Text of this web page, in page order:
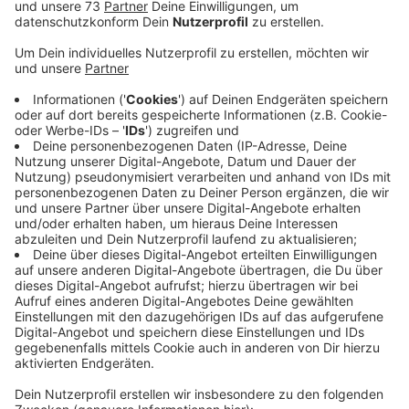
Veröffentlicht:Freitag, 21.04.2023 14:10
Anzeige
Sicherungsmaßnahmen zeigen Wirkung
Anzeige
Auch wenn es keinen schnellen vollständigen Erfolg
geben wird, sind wir auf einem guten Weg, erklärte
Kriminaldirektorin Corinna Dimmers-Janning jetzt bei
einem erneuten Austausch mit den Volksbanken. Die
präventiven Sicherungsmaßnahmen der Banken
zeigten Wirkung. In vielen Fällen könnten die Täter mit
der Sprengung keine Beute mehr erzielen. Bei dem
Gespräch dabei war auch die Leiterin der NRW-weiten
Soko zur Bekämpfung und Ermittlung von